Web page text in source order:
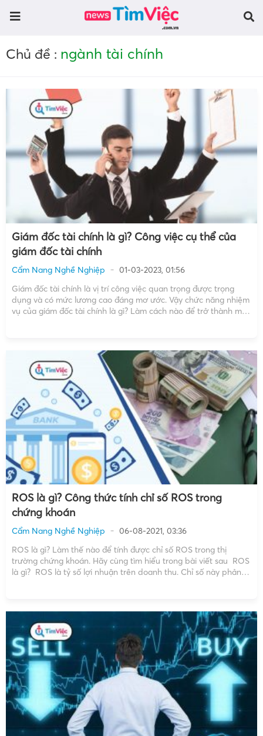
Chủ đề : ngành tài chính
Giám đốc tài chính là gì? Công việc cụ thể của
giám đốc tài chính
Cẩm Nang Nghề Nghiệp
01-03-2023, 01:56
Giám đốc tài chính là vị trí công việc quan trọng được trọng
dụng và có mức lương cao đáng mơ ước. Vậy chức năng nhiệm
vụ của giám đốc tài chính là gì? Làm cách nào để trở thành một
ROS là gì? Công thức tính chỉ số ROS trong
chứng khoán
Cẩm Nang Nghề Nghiệp
06-08-2021, 03:36
ROS là gì? Làm thế nào để tính được chỉ số ROS trong thị
trường chứng khoán. Hãy cùng tìm hiểu trong bài viết sau ROS
là gì? ROS là tỷ số lợi nhuận trên doanh thu. Chỉ số này phản